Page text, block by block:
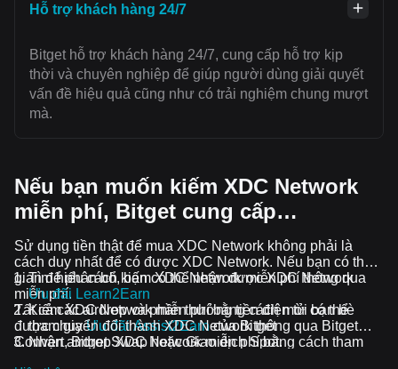
Hỗ trợ khách hàng 24/7
Bitget hỗ trợ khách hàng 24/7, cung cấp hỗ trợ kịp
thời và chuyên nghiệp để giúp người dùng giải quyết
vấn đề hiệu quả cũng như có trải nghiệm chung mượt
mà.
Nếu bạn muốn kiếm XDC Network
miễn phí, Bitget cung cấp…
Sử dụng tiền thật để mua XDC Network không phải là
cách duy nhất để có được XDC Network. Nếu bạn có thời
gian để phân bổ, bạn có thể nhận được XDC Network
miễn phí.
Tìm hiểu cách kiếm XDC Network miễn phí thông qua
Ưu đãi Learn2Earn
Kiếm XDC Network miễn phí bằng cách mời bạn bè
tham giaƯu đãi Assist2Earncủa Bitget
Nhận airdrop XDC Network miễn phí bằng cách tham
Tất cả các airdrop và phần thưởng tiền điện tử có thể
được chuyển đổi thành XDC Network thông qua Bitget
Convert, Bitget Swap hoặc Giao dịch Spot.